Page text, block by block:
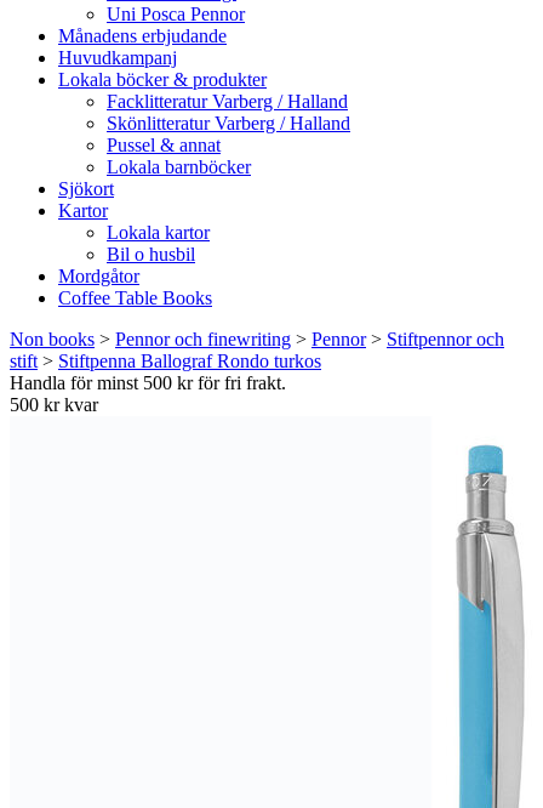
Uni Posca Pennor
Månadens erbjudande
Huvudkampanj
Lokala böcker & produkter
Facklitteratur Varberg / Halland
Skönlitteratur Varberg / Halland
Pussel & annat
Lokala barnböcker
Sjökort
Kartor
Lokala kartor
Bil o husbil
Mordgåtor
Coffee Table Books
Non books > Pennor och finewriting > Pennor> Stiftpennor och
stift > Stiftpenna Ballograf Rondo turkos
Handla för minst 500 kr för fri frakt.
500 kr kvar